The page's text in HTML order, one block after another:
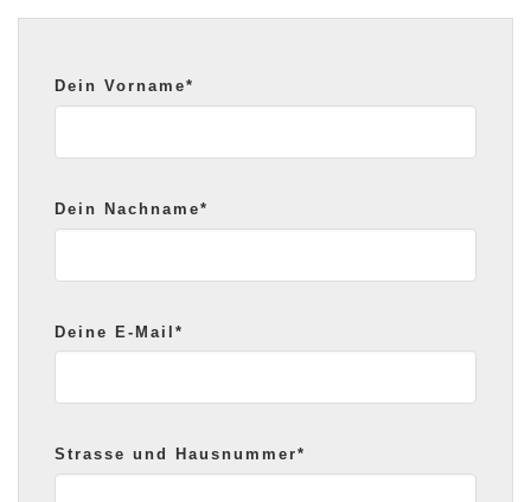
Dein Vorname*
Dein Nachname*
Deine E-Mail*
Strasse und Hausnummer*